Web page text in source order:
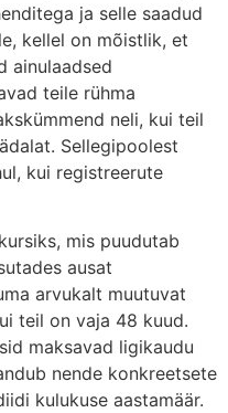
ja selle saadud
kellel on mõistlik, et
ainulaadsed
teile rühma
neli, kui teil
Sellegipoolest
kui registreerute
mis puudutab
ausat
arvukalt muutuvat
teil on vaja 48 kuud.
maksavad ligikaudu
nende konkreetsete
kulukuse aastamäär.